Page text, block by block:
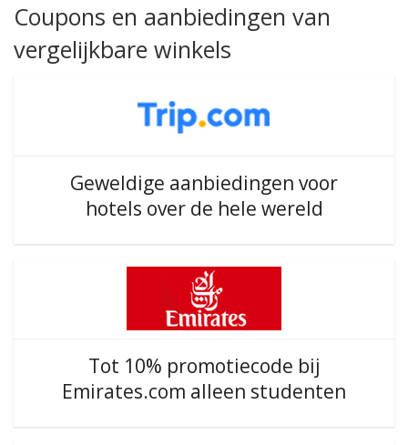
Coupons en aanbiedingen van
vergelijkbare winkels
Geweldige aanbiedingen voor
hotels over de hele wereld
Tot 10% promotiecode bij
Emirates.com alleen studenten